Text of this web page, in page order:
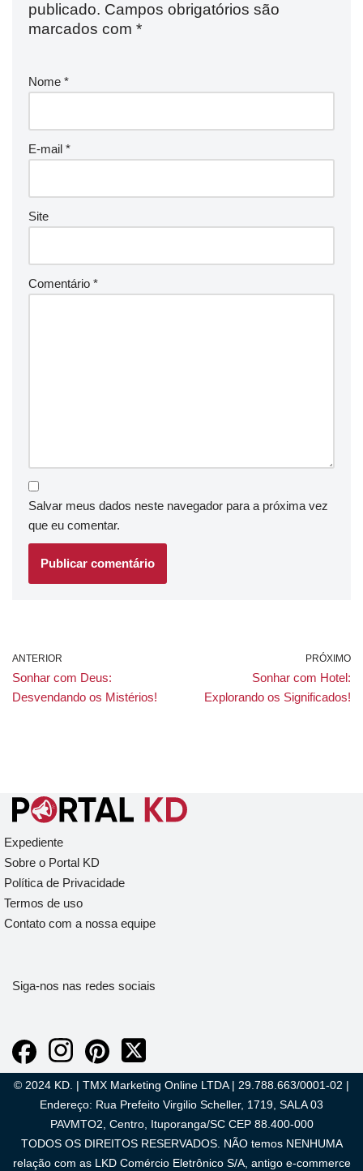
publicado. Campos obrigatórios são
marcados com *
Nome *
E-mail *
Site
Comentário *
Salvar meus dados neste navegador para a próxima vez
que eu comentar.
ANTERIOR
Sonhar com Deus:
Desvendando os Mistérios!
PRÓXIMO
Sonhar com Hotel:
Explorando os Significados!
Expediente
Sobre o Portal KD
Política de Privacidade
Termos de uso
Contato com a nossa equipe
Siga-nos nas redes sociais
© 2024 KD. | TMX Marketing Online LTDA | 29.788.663/0001-02 |
Endereço: Rua Prefeito Virgilio Scheller, 1719, SALA 03
PAVMTO2, Centro, Ituporanga/SC CEP 88.400-000
TODOS OS DIREITOS RESERVADOS. NÃO temos NENHUMA
relação com as LKD Comércio Eletrônico S/A, antigo e-commerce